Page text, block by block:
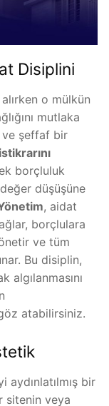
Disiplini
o mülkün
mutlaka
ve şeffaf bir
borçluluk
düşüşüne
, aidat
borçlulara
ve tüm
Bu disiplin,
algılanmasını
atabilirsiniz.
aydınlatılmış bir
sitenin veya